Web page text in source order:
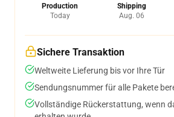
Production
Today
Shipping
Aug. 06
Sichere Transaktion
Weltweite Lieferung bis vor Ihre Tür
Sendungsnummer für alle Pakete
Vollständige Rückerstattung, wenn